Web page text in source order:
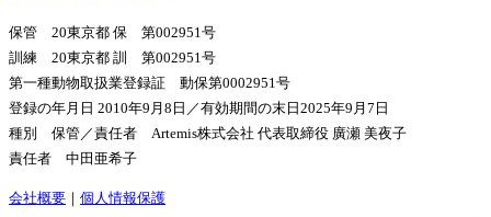
保管 20東京都 保 第002951号
訓練 20東京都 訓 第002951号
第一種動物取扱業登録証 動保第0002951号
登録の年月日 2010年9月8日／有効期間の末日2025年9月7日
種別 保管／責任者 Artemis株式会社 代表取締役 廣瀬 美夜子
責任者 中田亜希子
会社概要 ｜ 個人情報保護